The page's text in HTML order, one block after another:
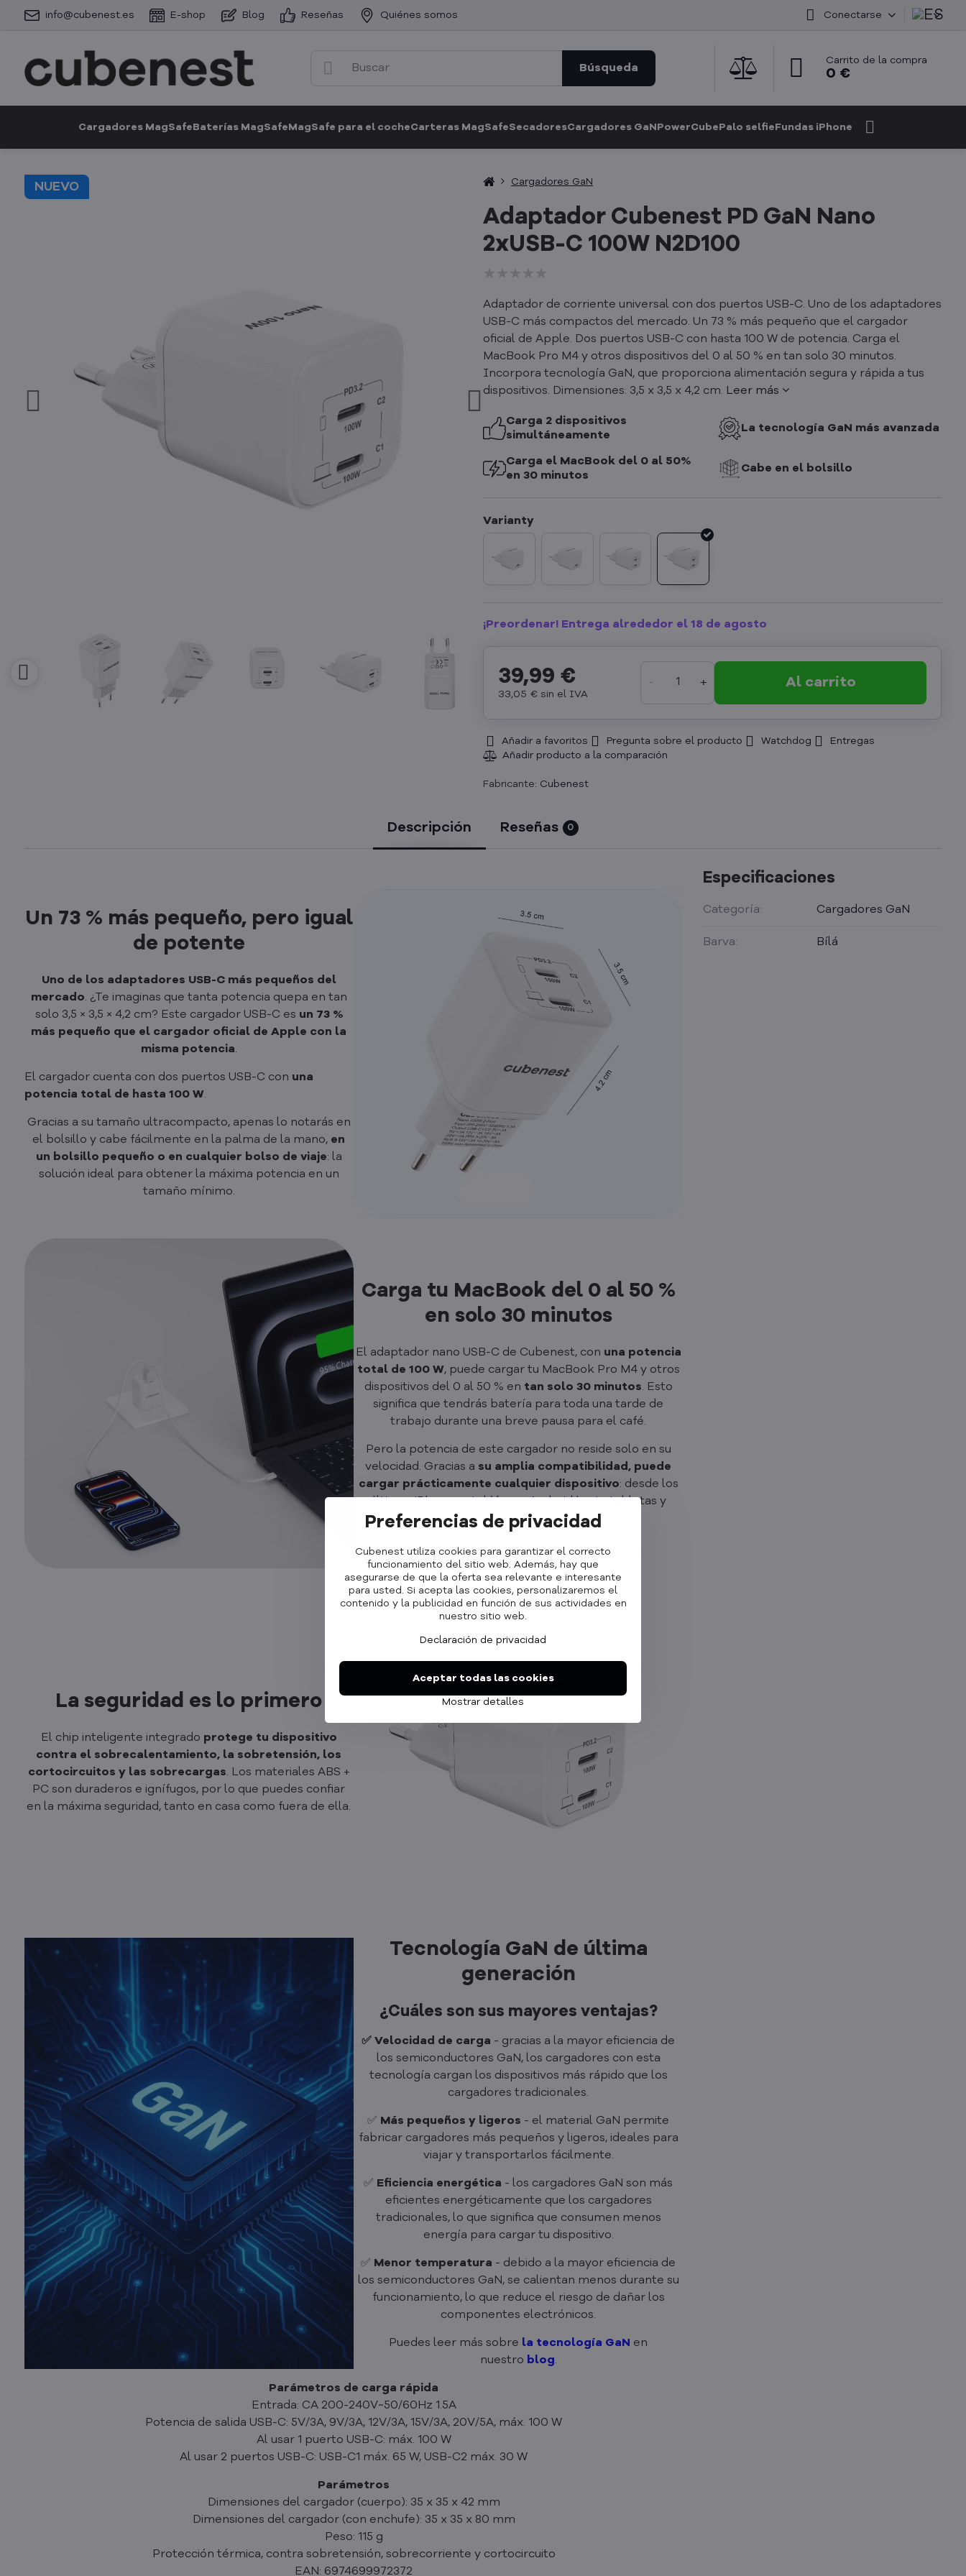
info@cubenest.es E-shop Blog Reseñas Quiénes somos Conectarse
Búsqueda
Carrito de la compra
0 €
Cargadores MagSafe Baterías MagSafe MagSafe para el cocheCarteras MagSafeSecadoresCargadores GaN PowerCube Palo selfie Fundas iPhone
NUEVO Cargadores GaN
Adaptador Cubenest PD GaN Nano
2xUSB-C 100W N2D100
Adaptador de corriente universal con dos puertos USB-C. Uno de los adaptadores
USB-C más compactos del mercado. Un 73 % más pequeño que el cargador
oficial de Apple. Dos puertos USB-C con hasta 100 W de potencia. Carga el
MacBook Pro M4 y otros dispositivos del 0 al 50 % en tan solo 30 minutos.
Incorpora tecnología GaN, que proporciona alimentación segura y rápida a tus
dispositivos. Dimensiones: 3,5 x 3,5 x 4,2 cm. Leer más
Carga 2 dispositivos
simultáneamente
La tecnología GaN más avanzada
Carga el MacBook del 0 al 50%
en 30 minutos
Cabe en el bolsillo
¡Preordenar! Entrega alrededor el 18 de agosto
39,99 €
33,05 € sin el IVA
Al carrito
Añadir a favoritos Pregunta sobre el producto Watchdog Entregas
Fabricante: Cubenest
Descripción Reseñas 0
Un 73 % más pequeño, pero igual
de potente
Uno de los adaptadores USB-C más pequeños del
mercado. ¿Te imaginas que tanta potencia quepa en tan
solo 3,5 × 3,5 × 4,2 cm? Este cargador USB-C es un 73 %
más pequeño que el cargador oficial de Apple con la
misma potencia.
El cargador cuenta con dos puertos USB-C con una
potencia total de hasta 100 W.
Gracias a su tamaño ultracompacto, apenas lo notarás en
el bolsillo y cabe fácilmente en la palma de la mano, en
un bolsillo pequeño o en cualquier bolso de viaje: la
solución ideal para obtener la máxima potencia en un
tamaño mínimo.
Carga tu MacBook del 0 al 50 %
en solo 30 minutos
El adaptador nano USB-C de Cubenest, con una potencia
total de 100 W, puede cargar tu MacBook Pro M4 y otros
dispositivos del 0 al 50 % en tan solo 30 minutos. Esto
significa que tendrás batería para toda una tarde de
trabajo durante una breve pausa para el café.
Pero la potencia de este cargador no reside solo en su
velocidad. Gracias a su amplia compatibilidad, puede
cargar prácticamente cualquier dispositivo: desde los
últimos iPhones y teléfonos Android hasta tabletas y
portátiles de diferentes marcas.
La seguridad es lo primero
El chip inteligente integrado protege tu dispositivo
contra el sobrecalentamiento, la sobretensión, los
cortocircuitos y las sobrecargas. Los materiales ABS +
PC son duraderos e ignífugos, por lo que puedes confiar
en la máxima seguridad, tanto en casa como fuera de ella.
Tecnología GaN de última
generación
¿Cuáles son sus mayores ventajas?
✅ Velocidad de carga - gracias a la mayor eficiencia de
los semiconductores GaN, los cargadores con esta
tecnología cargan los dispositivos más rápido que los
cargadores tradicionales.
✅ Más pequeños y ligeros - el material GaN permite
fabricar cargadores más pequeños y ligeros, ideales para
viajar y transportarlos fácilmente.
✅ Eficiencia energética - los cargadores GaN son más
eficientes energéticamente que los cargadores
tradicionales, lo que significa que consumen menos
energía para cargar tu dispositivo.
✅ Menor temperatura - debido a la mayor eficiencia de
los semiconductores GaN, se calientan menos durante su
funcionamiento, lo que reduce el riesgo de dañar los
componentes electrónicos.
Puedes leer más sobre la tecnología GaN en
nuestro blog.
Parámetros de carga rápida
Entrada: CA 200-240V~50/60Hz 1.5A
Potencia de salida USB-C: 5V/3A, 9V/3A, 12V/3A, 15V/3A, 20V/5A, máx. 100 W
Al usar 1 puerto USB-C: máx. 100 W
Al usar 2 puertos USB-C: USB-C1 máx. 65 W, USB-C2 máx. 30 W
Parámetros
Dimensiones del cargador (cuerpo): 35 x 35 x 42 mm
Dimensiones del cargador (con enchufe): 35 x 35 x 80 mm
Peso: 115 g
Protección térmica, contra sobretensión, sobrecorriente y cortocircuito
EAN: 6974699972372
Especificaciones
Categoría: Cargadores GaN
Barva: Bílá
Preferencias de privacidad
Cubenest utiliza cookies para garantizar el correcto
funcionamiento del sitio web. Además, hay que
asegurarse de que la oferta sea relevante e interesante
para usted. Si acepta las cookies, personalizaremos el
contenido y la publicidad en función de sus actividades en
nuestro sitio web.
Declaración de privacidad
Mostrar detalles
Aceptar todas las cookies